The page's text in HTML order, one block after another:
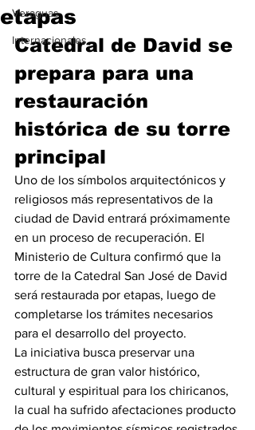
Veraguas
Internacionales
etapas
Catedral de David se
prepara para una
restauración
histórica de su torre
principal
Uno de los símbolos arquitectónicos y
religiosos más representativos de la
ciudad de David entrará próximamente
en un proceso de recuperación. El
Ministerio de Cultura confirmó que la
torre de la Catedral San José de David
será restaurada por etapas, luego de
completarse los trámites necesarios
para el desarrollo del proyecto.
La iniciativa busca preservar una
estructura de gran valor histórico,
cultural y espiritual para los chiricanos,
la cual ha sufrido afectaciones producto